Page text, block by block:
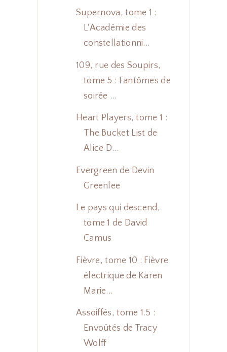
Supernova, tome 1 :
L'Académie des
constellationni...
109, rue des Soupirs,
tome 5 : Fantômes de
soirée ...
Heart Players, tome 1 :
The Bucket List de
Alice D...
Evergreen de Devin
Greenlee
Le pays qui descend,
tome 1 de David
Camus
Fièvre, tome 10 : Fièvre
électrique de Karen
Marie...
Assoiffés, tome 1.5 :
Envoûtés de Tracy
Wolff